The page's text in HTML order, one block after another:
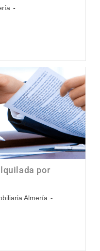
por
Almería